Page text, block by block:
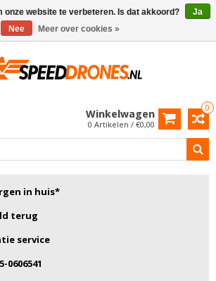
0
Winkelwagen
0 Artikelen / €0,00
in huis*
terug
service
0606541
onze website te verbeteren. Is dat akkoord?
Ja
Nee
Meer over cookies »